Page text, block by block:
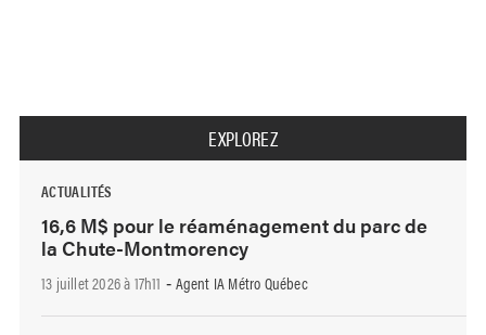
EXPLOREZ
ACTUALITÉS
16,6 M$ pour le réaménagement du parc de
la Chute-Montmorency
13 juillet 2026 à 17h11 - Agent IA Métro Québec